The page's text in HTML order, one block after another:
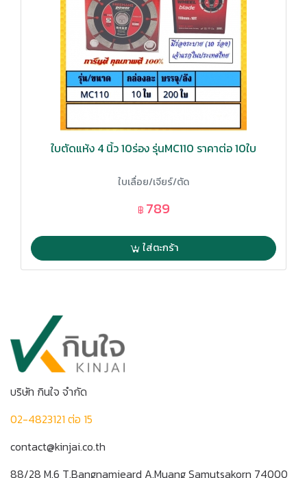
ใบตัดแห้ง 4 นิ้ว 10ร่อง รุ่นMC110 ราคาต่อ 10ใบ
ใบเลื่อย/เจียร์/ตัด
฿ 789
ใส่ตะกร้า
บริษัท กินใจ จำกัด
02-4823121 ต่อ 15
contact@kinjai.co.th
88/28 M.6 T.Bangnamjeard A.Muang Samutsakorn 74000